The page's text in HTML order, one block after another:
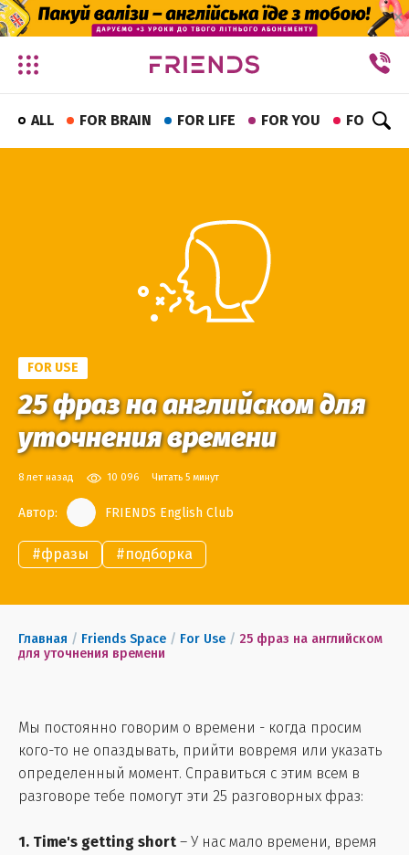
✕
ALL FOR BRAIN FOR LIFE FOR YOU FOR FUN
FOR USE
25 фраз на английском для
уточнения времени
8 лет назад 10 096 Читать 5 минут
Автор: FRIENDS English Club
#фразы #подборка
Главная / Friends Space / For Use / 25 фраз на английском
для уточнения времени
Мы постоянно говорим о времени - когда просим
кого-то не опаздывать, прийти вовремя или указать
определенный момент. Справиться с этим всем в
разговоре тебе помогут эти 25 разговорных фраз:​
1. Time's getting short – У нас мало времени, время